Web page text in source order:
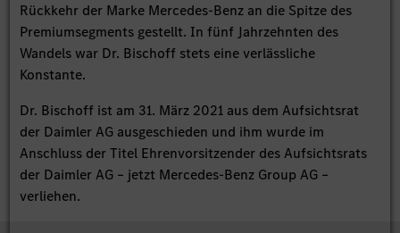
Rückkehr der Marke Mercedes-Benz an die Spitze des
Premiumsegments gestellt. In fünf Jahrzehnten des
Wandels war Dr. Bischoff stets eine verlässliche
Konstante.
Dr. Bischoff ist am 31. März 2021 aus dem Aufsichtsrat
der Daimler AG ausgeschieden und ihm wurde im
Anschluss der Titel Ehrenvorsitzender des Aufsichtsrats
der Daimler AG – jetzt Mercedes-Benz Group AG –
verliehen.